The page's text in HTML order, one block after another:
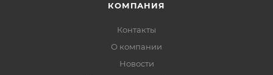
КОМПАНИЯ
Контакты
О компании
Новости